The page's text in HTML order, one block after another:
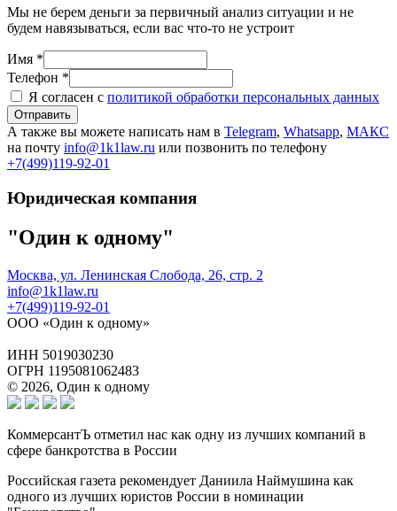
Мы не берем деньги за первичный анализ ситуации и не
будем навязываться, если вас что-то не устроит
Имя *
Телефон *
Я согласен с политикой обработки персональных данных
Отправить
А также вы можете написать нам в Telegram, Whatsapp, МАКС
на почту info@1k1law.ru или позвонить по телефону
+7(499)119-92-01
Юридическая компания
"Один к одному"
Москва, ул. Ленинская Слобода, 26, стр. 2
info@1k1law.ru
+7(499)119-92-01
ООО «Один к одному»
ИНН 5019030230
ОГРН 1195081062483
© 2026, Один к одному
КоммерсантЪ отметил нас как одну из лучших компаний в
сфере банкротства в России
Российская газета рекомендует Даниила Наймушина как
одного из лучших юристов России в номинации